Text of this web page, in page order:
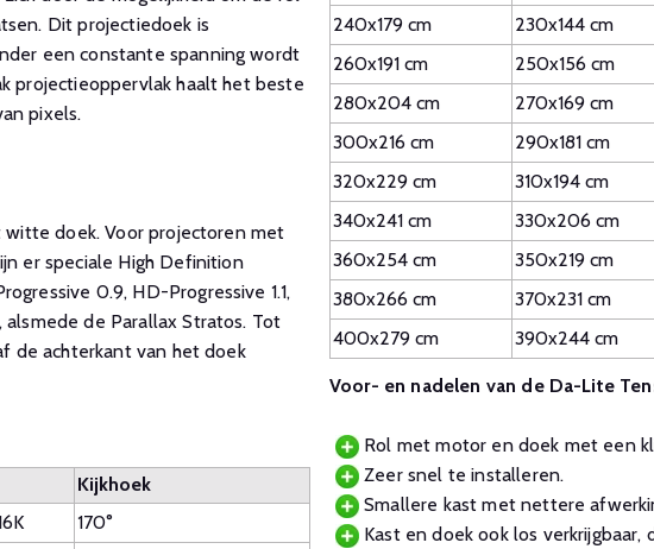
Dit projectiedoek is
een constante spanning wordt
projectieoppervlak haalt het beste
pixels.
doek. Voor projectoren met
er speciale High Definition
0.9, HD-Progressive 1.1,
alsmede de Parallax Stratos. Tot
de achterkant van het doek
Kijkhoek
170°
240x179 cm
230x144 cm
260x191 cm
250x156 cm
280x204 cm
270x169 cm
300x216 cm
290x181 cm
320x229 cm
310x194 cm
340x241 cm
330x206 cm
360x254 cm
350x219 cm
380x266 cm
370x231 cm
400x279 cm
390x244 cm
Voor- en nadelen van de Da-Lite
Rol met motor en doek met een
Zeer snel te installeren.
Smallere kast met nettere
Kast en doek ook los